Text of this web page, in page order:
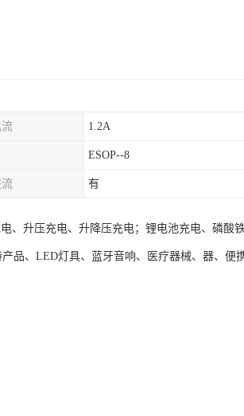
1.2A
ESOP--8
流 有
、升压充电、升降压充电；锂电池充电、磷酸
品、LED灯具、蓝牙音响、医疗器械、器、便